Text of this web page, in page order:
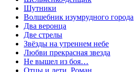
Шутники
Волшебник изумрудного города
Два веронца
Две стрелы
Звёзды на утреннем небе
Любви прекрасная звезда
Не вышел из боя…
Отцы и дети. Роман